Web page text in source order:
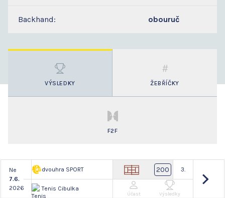
Backhand: obouruč
VÝSLEDKY ŽEBŘÍČKY
F2F
Ne
7.6.
2026
dvouhra SPORT
Tenis Cibulka
200 3.
Účast Výsledky